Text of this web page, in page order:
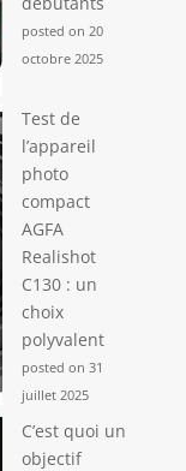
posted on 20
octobre 2025
Test de
l’appareil
photo
compact
AGFA
Realishot
C130 : un
choix
polyvalent
posted on 31
juillet 2025
C’est quoi un
objectif